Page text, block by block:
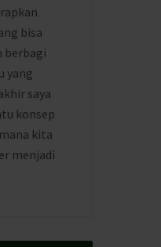
bisa
berbagi
yang
saya
konsep
kita
menjadi